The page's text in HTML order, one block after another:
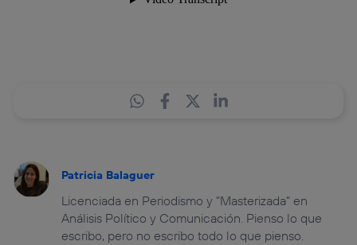
Patricia Balaguer
Licenciada en Periodismo y "Masterizada" en
Análisis Político y Comunicación. Pienso lo que
escribo, pero no escribo todo lo que pienso.